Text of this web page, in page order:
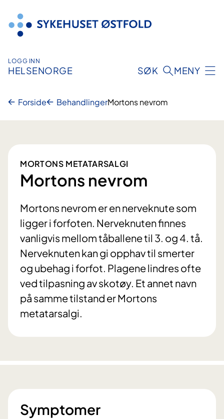
innhold
LOGG INN
HELSENORGE SØK MENY
Forside BehandlingerMortons nevrom
MORTONS METATARSALGI
Mortons nevrom
Mortons nevrom er en nerveknute som
ligger i forfoten. Nerveknuten finnes
vanligvis mellom tåballene til 3. og 4. tå.
Nerveknuten kan gi opphav til smerter
og ubehag i forfot. Plagene lindres ofte
ved tilpasning av skotøy. Et annet navn
på samme tilstand er Mortons
metatarsalgi.
Symptomer